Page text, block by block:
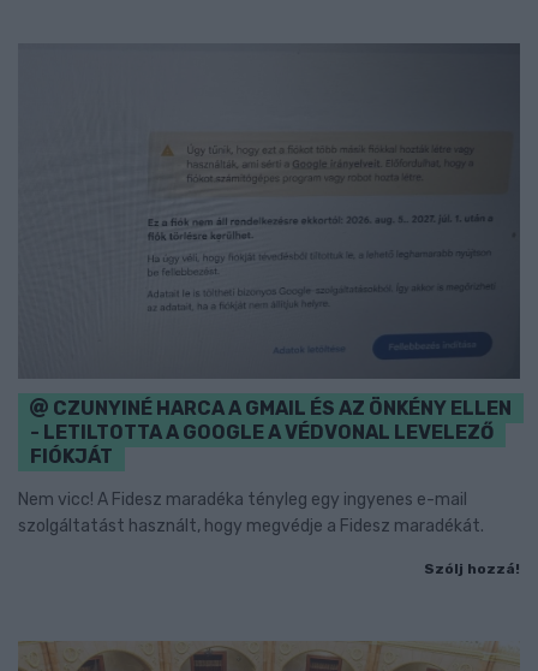
CZUNYINÉ HARCA A GMAIL ÉS AZ ÖNKÉNY ELLEN
- LETILTOTTA A GOOGLE A VÉDVONAL LEVELEZŐ
FIÓKJÁT
Nem vicc! A Fidesz maradéka tényleg egy ingyenes e-mail
szolgáltatást használt, hogy megvédje a Fidesz maradékát.
Szólj hozzá!